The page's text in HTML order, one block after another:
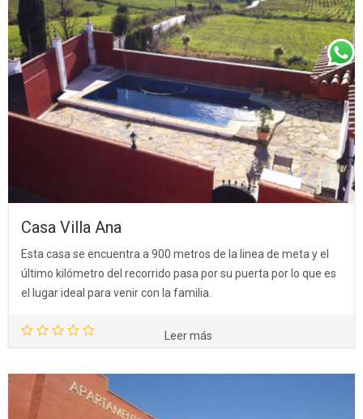
Casa Villa Ana
Esta casa se encuentra a 900 metros de la linea de meta y el
último kilómetro del recorrido pasa por su puerta por lo que es
el lugar ideal para venir con la familia.
Leer más